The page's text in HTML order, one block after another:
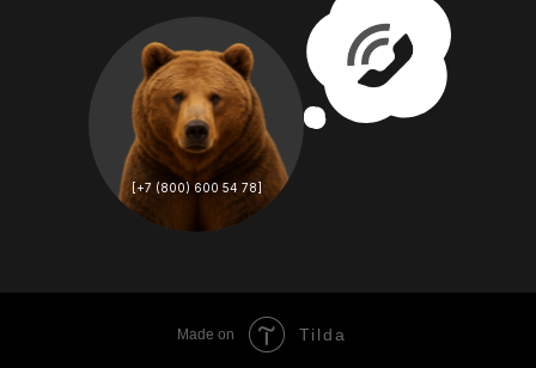
[+7 (800) 600 54 78]
Made on Tilda